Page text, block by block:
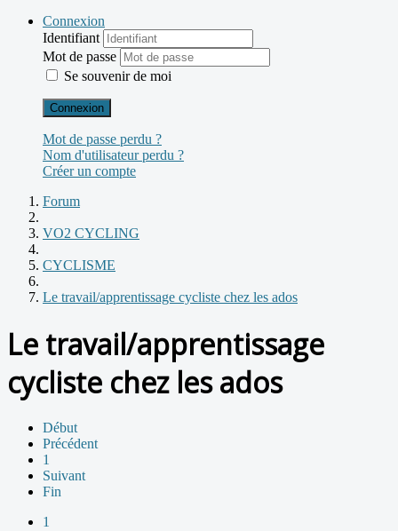
Connexion
Identifiant
Mot de passe
Se souvenir de moi
Connexion
Mot de passe perdu ?
Nom d'utilisateur perdu ?
Créer un compte
Forum
VO2 CYCLING
CYCLISME
Le travail/apprentissage cycliste chez les ados
Le travail/apprentissage
cycliste chez les ados
Début
Précédent
1
Suivant
Fin
1